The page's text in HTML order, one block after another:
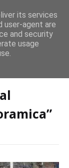
il programma
la strada
its services
user-agent are
and security
usage